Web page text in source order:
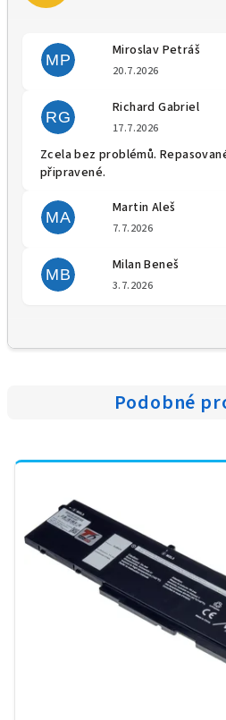
MP
Miroslav Petráš
20.7.2026
RG
Richard Gabriel
17.7.2026
Zcela bez problémů.
připravené.
MA
Martin Aleš
7.7.2026
MB
Milan Beneš
3.7.2026
Podobné